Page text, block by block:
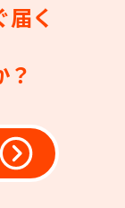
届く
？